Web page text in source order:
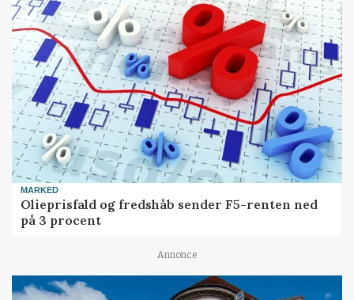
MARKED
Olieprisfald og fredshåb sender F5-renten ned
på 3 procent
Annonce